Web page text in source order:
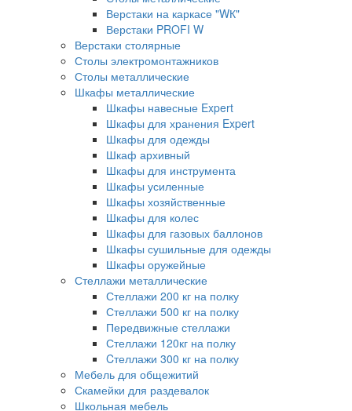
Верстаки на каркасе "WК"
Верстаки PROFI W
Верстаки столярные
Столы электромонтажников
Столы металлические
Шкафы металлические
Шкафы навесные Expert
Шкафы для хранения Expert
Шкафы для одежды
Шкаф архивный
Шкафы для инструмента
Шкафы усиленные
Шкафы хозяйственные
Шкафы для колес
Шкафы для газовых баллонов
Шкафы сушильные для одежды
Шкафы оружейные
Стеллажи металлические
Стеллажи 200 кг на полку
Стеллажи 500 кг на полку
Передвижные стеллажи
Стеллажи 120кг на полку
Cтеллажи 300 кг на полку
Мебель для общежитий
Скамейки для раздевалок
Школьная мебель